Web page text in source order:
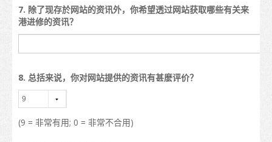
非洲
留港进修
在香港工作
7. 除了现存於网站的资讯外，你希望透过网站获取哪些有关来
港进修的资讯？
8. 总括来说，你对网站提供的资讯有甚麽评价？
(9 = 非常有用; 0 = 非常不合用)